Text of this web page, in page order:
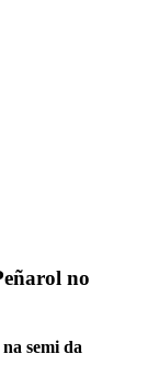
no
semi da